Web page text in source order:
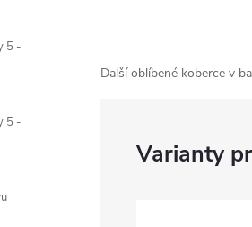
5 -
5 -
Další oblíbené koberce v